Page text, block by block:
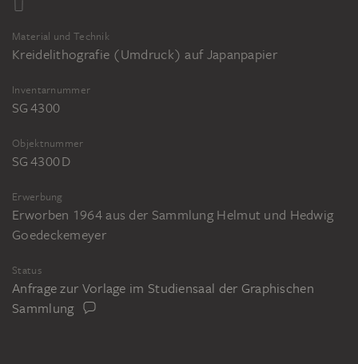
Material und Technik
Kreidelithografie (Umdruck) auf Japanpapier
Inventarnummer
SG 4300
Objektnummer
SG 4300 D
Erwerbung
Erworben 1964 aus der Sammlung Helmut und Hedwig
Goedeckemeyer
Status
Anfrage zur Vorlage im Studiensaal der Graphischen
Sammlung